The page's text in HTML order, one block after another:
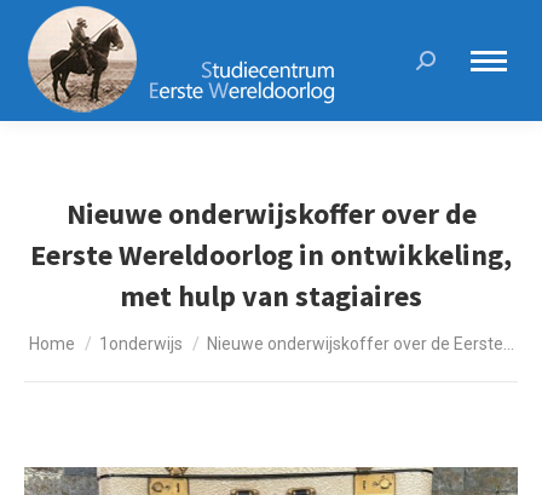
Search:
Nieuwe onderwijskoffer over de
Eerste Wereldoorlog in ontwikkeling,
met hulp van stagiaires
Je bent hier:
Home 1onderwijs Nieuwe onderwijskoffer over de Eerste…